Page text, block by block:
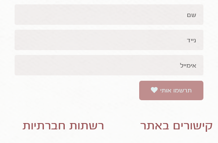
רשתות חברתיות קישורים באתר
תרשמו אותי